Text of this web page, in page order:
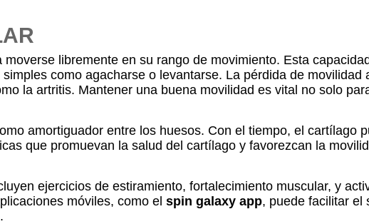
libremente en su rango de movimiento. Esta
como agacharse o levantarse. La pérdida de movilidad
la artritis. Mantener una buena movilidad es vital no solo
amortiguador entre los huesos. Con el tiempo, el cartílago
que promuevan la salud del cartílago y favorezcan la
ejercicios de estiramiento, fortalecimiento muscular, y
móviles, como el spin galaxy app, puede facilitar el